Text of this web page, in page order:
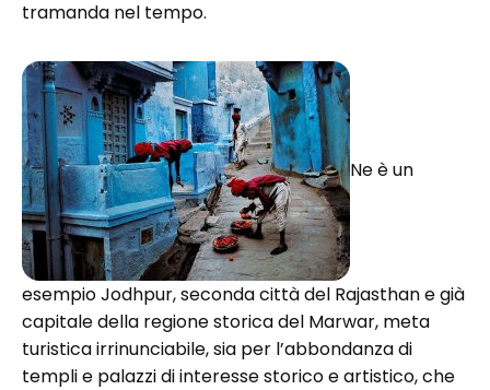
tramanda nel tempo.
Ne è un
esempio Jodhpur, seconda città del Rajasthan e già
capitale della regione storica del Marwar, meta
turistica irrinunciabile, sia per l’abbondanza di
templi e palazzi di interesse storico e artistico, che